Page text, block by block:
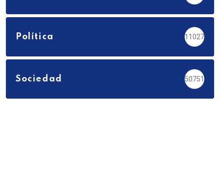
Política 11027
Sociedad 50751